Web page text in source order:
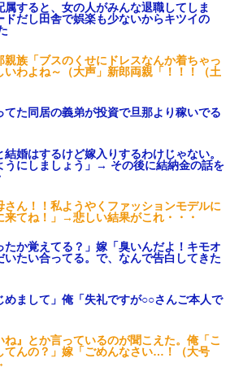
属すると、女の人がみんな退職してしま
ドだし田舎で娯楽も少ないからキツイの
親族「ブスのくせにドレスなんか着ちゃっ
いわよね～（大声」新郎両親「！！！（土
てた同居の義弟が投資で旦那より稼いでる
結婚はするけど嫁入りするわけじゃない。
うにしましょう」→ その後に結納金の話を
さん！！私ようやくファッションモデルに
来てね！」→悲しい結果がこれ・・・
たか覚えてる？」嫁「臭いんだよ！キモオ
いたい合ってる。で、なんで告白してきた
めまして」俺「失礼ですが○○さんご本人で
』とか言っているのが聞こえた。俺「こ
てんの？」嫁「ごめんなさい…！（大号